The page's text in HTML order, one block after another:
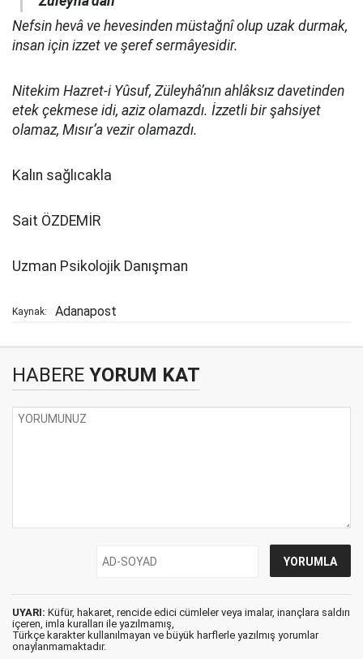
Nefsin hevâ ve hevesinden müstağnî olup uzak durmak,
insan için izzet ve şeref sermâyesidir.
Nitekim Hazret-i Yûsuf, Züleyhâ’nın ahlâksız davetinden
etek çekmese idi, aziz olamazdı. İzzetli bir şahsiyet
olamaz, Mısır’a vezir olamazdı.
Kalın sağlıcakla
Sait ÖZDEMİR
Uzman Psikolojik Danışman
Kaynak: Adanapost
HABERE YORUM KAT
UYARI: Küfür, hakaret, rencide edici cümleler veya imalar, inançlara saldırı
içeren, imla kuralları ile yazılmamış,
Türkçe karakter kullanılmayan ve büyük harflerle yazılmış yorumlar
onaylanmamaktadır.